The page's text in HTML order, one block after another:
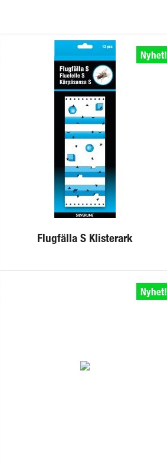
Flugfälla S Klisterark
Nyhet!
Nyhet!